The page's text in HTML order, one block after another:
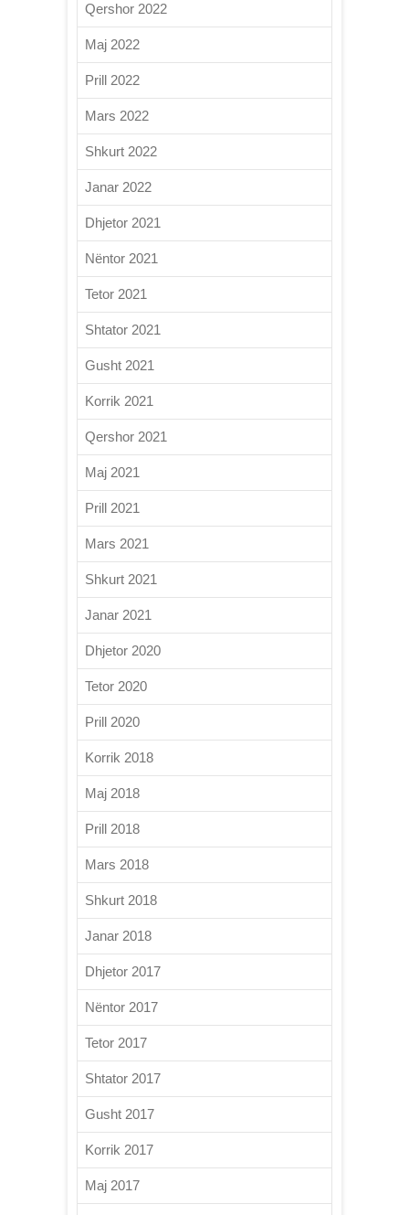
Qershor 2022
Maj 2022
Prill 2022
Mars 2022
Shkurt 2022
Janar 2022
Dhjetor 2021
Nëntor 2021
Tetor 2021
Shtator 2021
Gusht 2021
Korrik 2021
Qershor 2021
Maj 2021
Prill 2021
Mars 2021
Shkurt 2021
Janar 2021
Dhjetor 2020
Tetor 2020
Prill 2020
Korrik 2018
Maj 2018
Prill 2018
Mars 2018
Shkurt 2018
Janar 2018
Dhjetor 2017
Nëntor 2017
Tetor 2017
Shtator 2017
Gusht 2017
Korrik 2017
Maj 2017